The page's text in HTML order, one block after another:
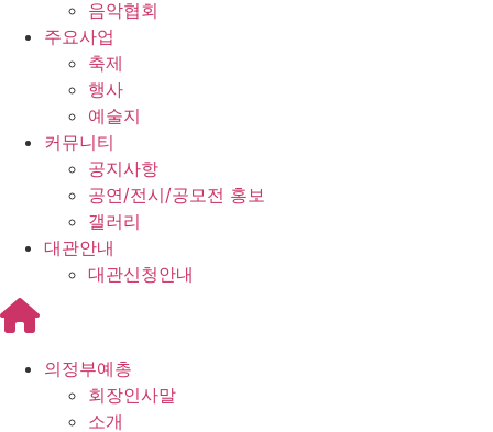
음악협회
주요사업
축제
행사
예술지
커뮤니티
공지사항
공연/전시/공모전 홍보
갤러리
대관안내
대관신청안내
의정부예총
회장인사말
소개